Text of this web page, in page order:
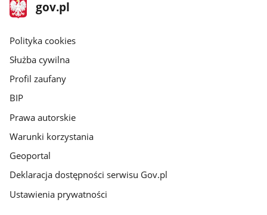
stopka
gov.pl
Strona
gov.pl
gov.pl
Polityka cookies
Służba cywilna
Profil zaufany
BIP
Prawa autorskie
Warunki korzystania
Geoportal
Deklaracja dostępności serwisu Gov.pl
Ustawienia prywatności